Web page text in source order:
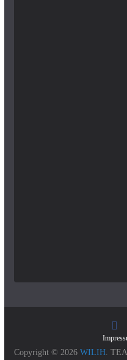
Copyright © 2026 WILIH.